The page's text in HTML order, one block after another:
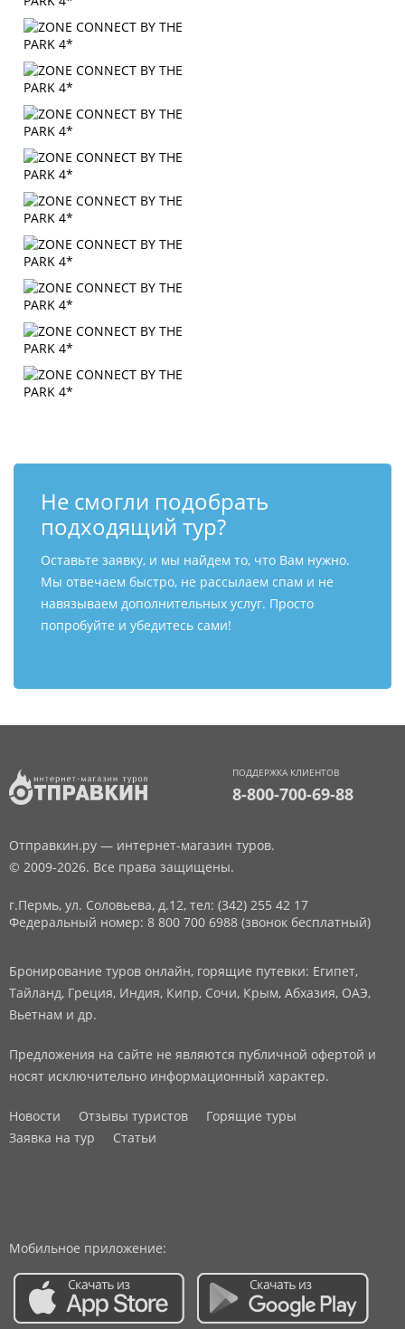
Не смогли подобрать
подходящий тур?
Оставьте заявку, и мы найдем то, что Вам нужно.
Мы отвечаем быстро, не рассылаем спам и не
навязываем дополнительных услуг. Просто
попробуйте и убедитесь сами!
ПОДДЕРЖКА КЛИЕНТОВ
8-800-700-69-88
Отправкин.ру — интернет-магазин туров.
© 2009-2026. Все права защищены.
г.Пермь, ул. Соловьева, д.12, тел: (342) 255 42 17
Федеральный номер: 8 800 700 6988 (звонок бесплатный)
Бронирование туров онлайн, горящие путевки: Египет,
Тайланд, Греция, Индия, Кипр, Сочи, Крым, Абхазия, ОАЭ,
Вьетнам и др.
Предложения на сайте не являются публичной офертой и
носят исключительно информационный характер.
Новости Отзывы туристов
Горящие туры
Заявка на тур
Статьи
Мобильное приложение: